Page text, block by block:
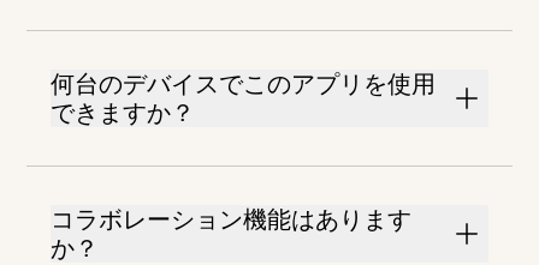
何台のデバイスでこのアプリを使用
できますか？
コラボレーション機能はあります
か？